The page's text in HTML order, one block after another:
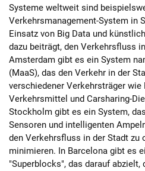
Systeme weltweit sind
Verkehrsmanagement-System in
Einsatz von Big Data und
dazu beiträgt, den Verkehrsfluss
Amsterdam gibt es ein System
(MaaS), das den Verkehr in der
verschiedener Verkehrsträger wie
Verkehrsmittel und Carsharing-
Stockholm gibt es ein System,
Sensoren und intelligenten
den Verkehrsfluss in der Stadt zu
minimieren. In Barcelona gibt es
"Superblocks", das darauf abzielt,